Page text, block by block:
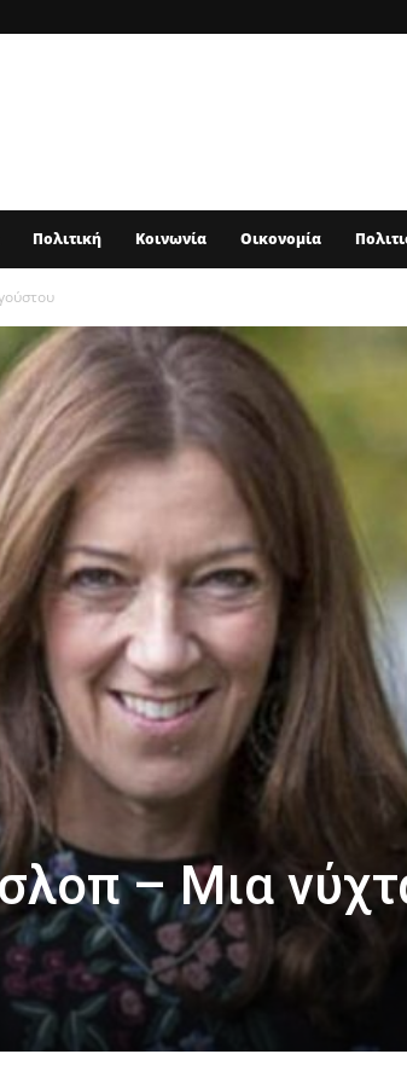
Πολιτική Κοινωνία Οικονομία
– Μια